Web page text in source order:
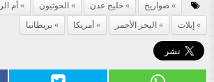
صواريخ خليج عدن الحوثيون أم
إيلات
البحر الأحمر أمريكا بريطانيا